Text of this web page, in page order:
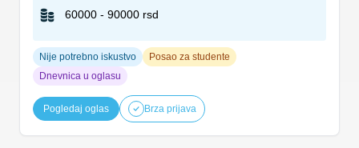
60000 - 90000 rsd
Nije potrebno iskustvo
Posao za studente
Dnevnica u oglasu
Pogledaj oglas Brza prijava